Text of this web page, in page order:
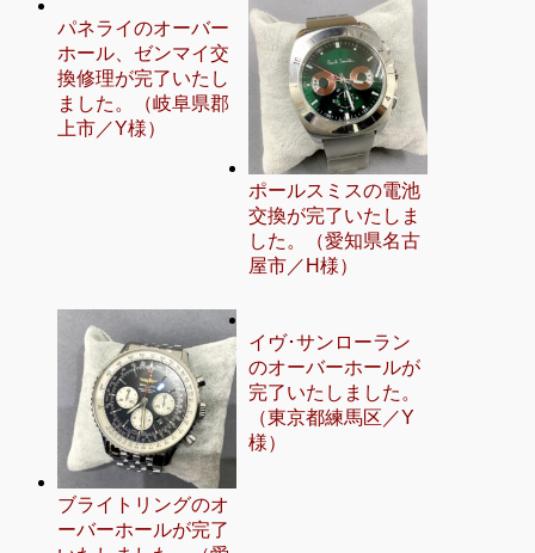
パネライのオーバー
ホール、ゼンマイ交
換修理が完了いたし
ました。（岐阜県郡
上市／Y様）
ポールスミスの電池
交換が完了いたしま
した。（愛知県名古
屋市／H様）
ブライトリングのオ
ーバーホールが完了
イヴ･サンローラン
のオーバーホールが
完了いたしました。
（東京都練馬区／Y
様）